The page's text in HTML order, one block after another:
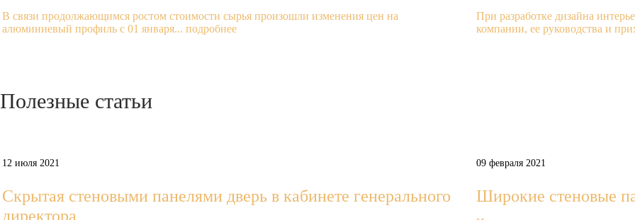
В связи продолжающимся ростом стоимости сырья произошли изменения цен на
алюминиевый профиль с 01 января... подробнее
При разработке дизайна
компании, ее руководства и
Полезные статьи
12 июля 2021
Скрытая стеновыми панелями дверь в кабинете генерального
директора
09 февраля 2021
Широкие стеновые